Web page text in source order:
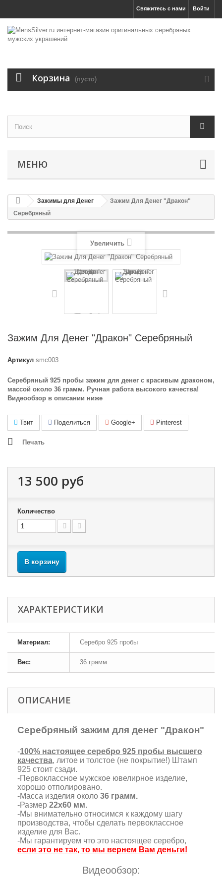
Войти
Свяжитесь с нами
Корзина (пусто)
МЕНЮ
Зажимы для Денег
Зажим Для Денег "Дракон"
Серебряный
Увеличить
Зажим Для Денег "Дракон" Серебряный
Артикул smc003
Серебряный 925 пробы зажим для денег с красивым драконом,
массой около 36 грамм. Ручная работа высокого качества!
Видеообзор в описании ниже
Твит Поделиться Google+ Pinterest
Печать
13 500 руб
Количество
В корзину
ХАРАКТЕРИСТИКИ
Материал: Серебро 925 пробы
Вес: 36 грамм
ОПИСАНИЕ
Серебряный зажим для денег "Дракон"
-100% настоящее серебро 925 пробы высшего
качества, литое и толстое (не покрытие!) Штамп
925 стоит сзади.
-Первоклассное мужское ювелирное изделие,
хорошо отполировано.
-Масса изделия около 36 грамм.
-Размер 22х60 мм.
-Мы внимательно относимся к каждому шагу
производства, чтобы сделать первоклассное
изделие для Вас.
-Мы гарантируем что это настоящее серебро,
если это не так, то мы вернем Вам деньги!
Видеообзор: